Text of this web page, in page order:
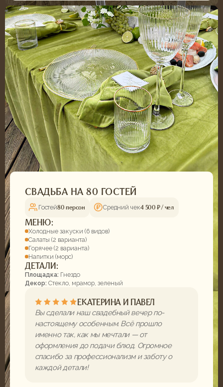
СВАДЬБА НА 40 ГОСТЕЙ
Гостей 40 персон Средний чек4 500 ₽ / чел
МЕНЮ:
Холодные закуски (9 вариантов)
Горячие закуски (овощи, шашлык)
Салаты и горячее (по 2 варианта)
Площадка:Зима лето
Декор:Стекло, белый
ВИКТОРИЯ И ДМИТРИЙ
Все было просто идеально! Гости до сих пор
вспоминают вкусные закуски и невероятно
красивое оформление. Спасибо, что
помогли создать такой тёплый и
незабываемый праздник для нас и наших
близких
ОРГАНИЗУЕМ БАНКЕТ
НА ВАШЕ МЕРОПРИЯТИЕ